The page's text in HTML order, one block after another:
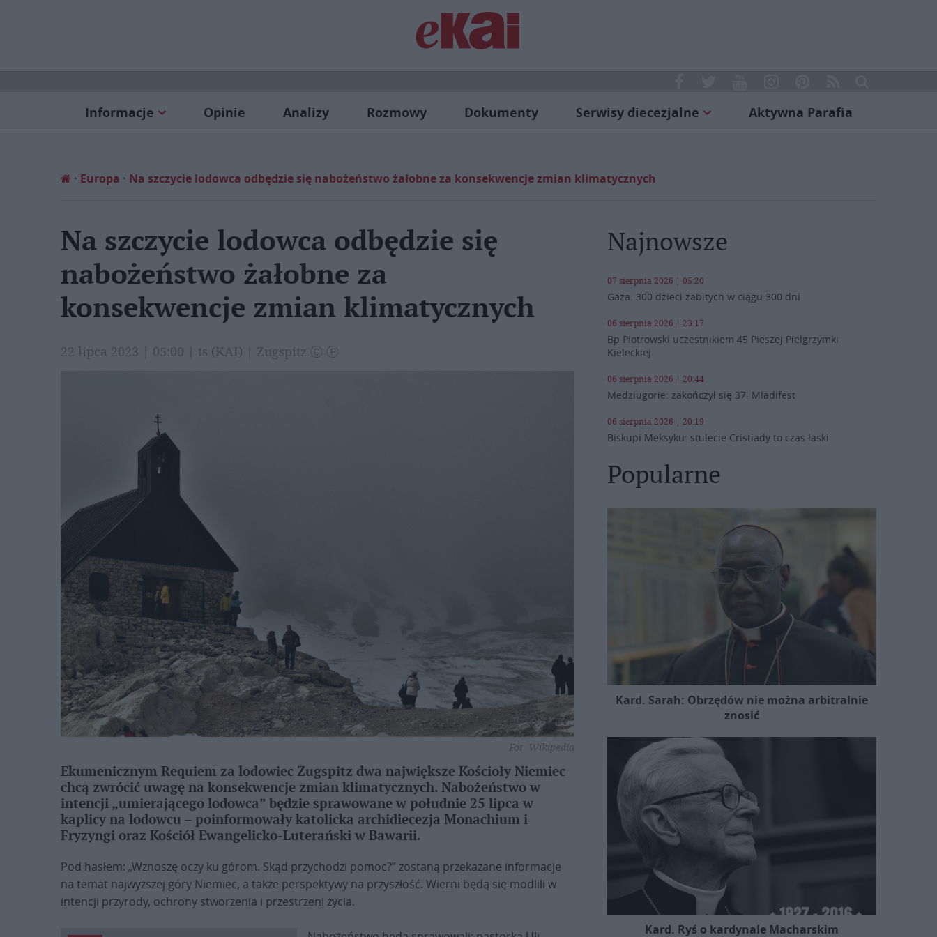
Informacje Opinie Analizy Rozmowy Dokumenty Serwisy diecezjalne Aktywna Parafia
Europa Na szczycie lodowca odbędzie się nabożeństwo żałobne za konsekwencje zmian klimatycznych
Na szczycie lodowca odbędzie się
nabożeństwo żałobne za
konsekwencje zmian klimatycznych
22 lipca 2023 | 05:00 | ts (KAI) | Zugspitz Ⓒ Ⓟ
Fot. Wikipedia
Ekumenicznym Requiem za lodowiec Zugspitz dwa największe Kościoły Niemiec
chcą zwrócić uwagę na konsekwencje zmian klimatycznych. Nabożeństwo w
intencji „umierającego lodowca” będzie sprawowane w południe 25 lipca w
kaplicy na lodowcu – poinformowały katolicka archidiecezja Monachium i
Fryzyngi oraz Kościół Ewangelicko-Luterański w Bawarii.
Pod hasłem: „Wznoszę oczy ku górom. Skąd przychodzi pomoc?” zostaną przekazane informacje
na temat najwyższej góry Niemiec, a także perspektywy na przyszłość. Wierni będą się modlili w
intencji przyrody, ochrony stworzenia i przestrzeni życia.
Najnowsze
07 sierpnia 2026 | 05:20
Gaza: 300 dzieci zabitych w ciągu 300 dni
06 sierpnia 2026 | 23:17
Bp Piotrowski uczestnikiem 45 Pieszej Pielgrzymki
Kieleckiej
06 sierpnia 2026 | 20:44
Medziugorie: zakończył się 37. Mladifest
06 sierpnia 2026 | 20:19
Biskupi Meksyku: stulecie Cristiady to czas łaski
Popularne
Kard. Sarah: Obrzędów nie można arbitralnie
znosić
Kard. Ryś o kardynale Macharskim